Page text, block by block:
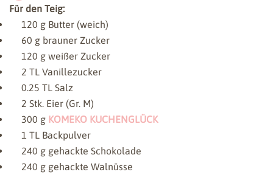
Für den Teig:
120 g Butter (weich)
60 g brauner Zucker
120 g weißer Zucker
2 TL Vanillezucker
0.25 TL Salz
2 Stk. Eier (Gr. M)
300 g KOMEKO KUCHENGLÜCK
1 TL Backpulver
240 g gehackte Schokolade
240 g gehackte Walnüsse